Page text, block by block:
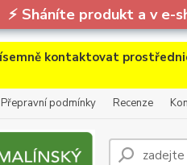
⚡ Sháníte produkt a v e-
kontaktovat
Přepravní podmínky Recenze